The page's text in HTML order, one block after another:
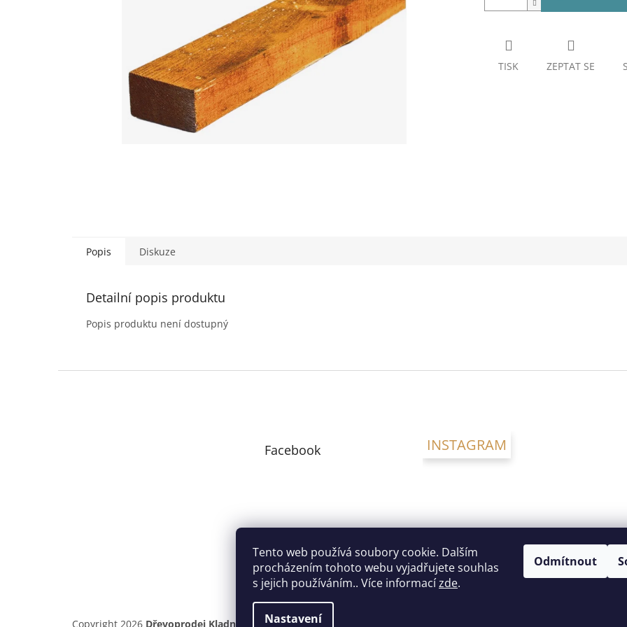
Tento web používá soubory cookie. Dalším
procházením tohoto webu vyjadřujete souhlas
s jejich používáním.. Více informacízde.
Nastavení
Odmítnout
TISK ZEPTAT SE
Popis Diskuze
Detailní popis produktu
Popis produktu není dostupný
Facebook INSTAGRAM
Copyright 2026 Dřevoprodej Kladno . Všechna práva vyhrazena.